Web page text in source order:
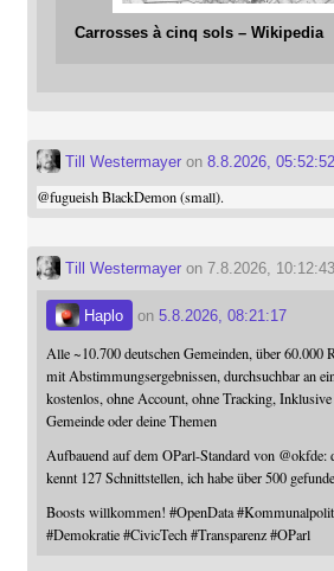
Carrosses à cinq sols – Wikipedia
Till Westermayeron 8.8.2026, 05:52:52
@fugueishBlackDemon (small).
Till Westermayeron 7.8.2026, 10:12:43
Haplo on 5.8.2026, 08:21:17
Alle ~10.700 deutschen Gemeinden, über 60.000
mit Abstimmungsergebnissen, durchsuchbar an
kostenlos, ohne Account, ohne Tracking,
Gemeinde oder deine Themen
Aufbauend auf dem OParl-Standard von @okfde:
kennt 127 Schnittstellen, ich habe über 500
Boosts willkommen! #OpenData #
#Demokratie #CivicTech #Transparenz #OParl